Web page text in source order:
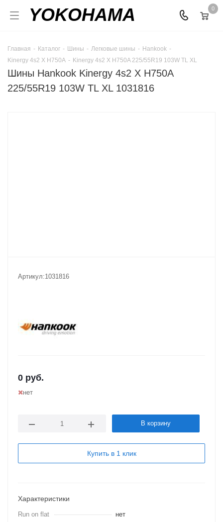
YOKOHAMA 0
Главная - Каталог - Шины - Легковые шины - Hankook -
Kinergy 4s2 X H750A - Kinergy 4s2 X H750A 225/55R19 103W TL XL
Шины Hankook Kinergy 4s2 X H750A
225/55R19 103W TL XL 1031816
Артикул:1031816
0 руб.
нет
В корзину
Купить в 1 клик
Характеристики
Run on flat
нет